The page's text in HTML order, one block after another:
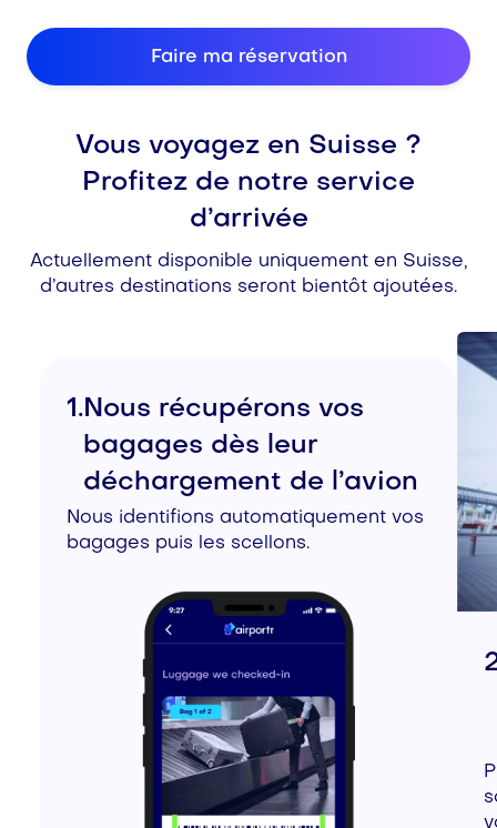
Faire ma réservation
Vous voyagez en Suisse ?
Profitez de notre service
d’arrivée
Actuellement disponible uniquement en Suisse,
d’autres destinations seront bientôt ajoutées.
1.Nous récupérons vos
bagages dès leur
déchargement de l’avion
Nous identifions automatiquement vos
bagages puis les scellons.